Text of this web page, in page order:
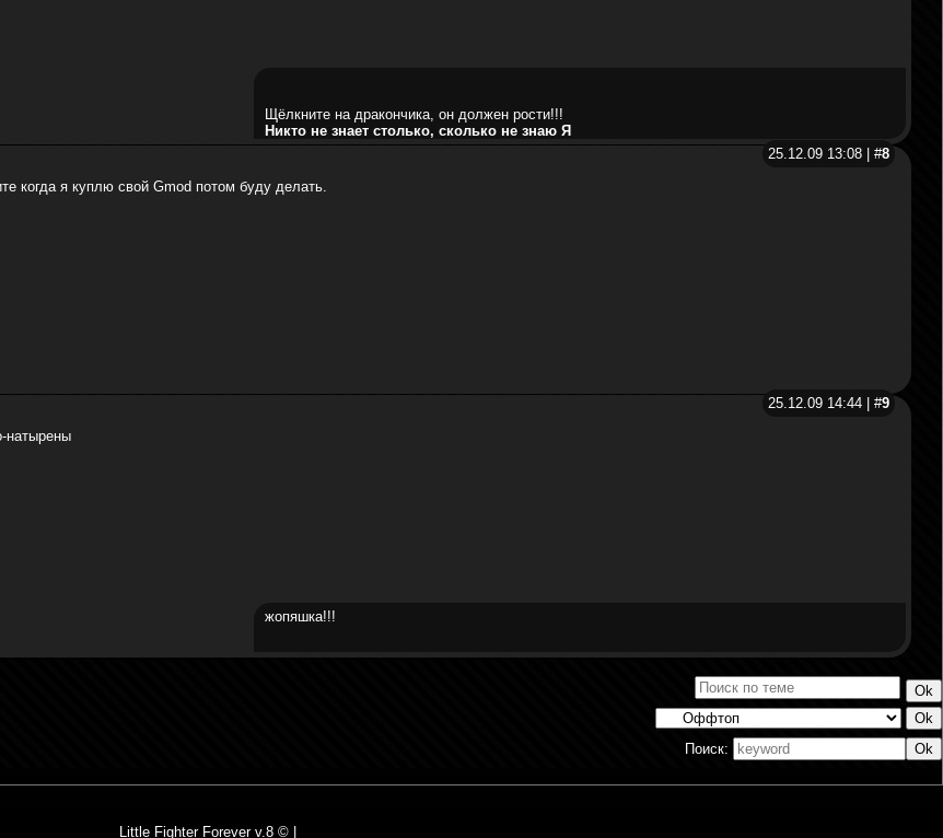
Щёлкните на дракончика, он должен рости!!!
Никто не знает столько, сколько не знаю Я
25.12.09 13:08 | #8
когда я куплю свой Gmod потом буду делать.
25.12.09 14:44 | #9
натырены
жопяшка!!!
Поиск:
Little Fighter Forever v.8 © |